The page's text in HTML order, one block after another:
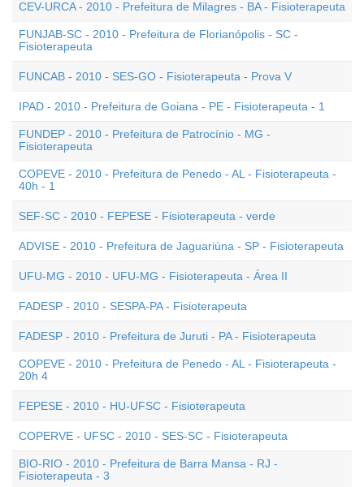
CEV-URCA - 2010 - Prefeitura de Milagres - BA - Fisioterapeuta
FUNJAB-SC - 2010 - Prefeitura de Florianópolis - SC -
Fisioterapeuta
FUNCAB - 2010 - SES-GO - Fisioterapeuta - Prova V
IPAD - 2010 - Prefeitura de Goiana - PE - Fisioterapeuta - 1
FUNDEP - 2010 - Prefeitura de Patrocínio - MG -
Fisioterapeuta
COPEVE - 2010 - Prefeitura de Penedo - AL - Fisioterapeuta -
40h - 1
SEF-SC - 2010 - FEPESE - Fisioterapeuta - verde
ADVISE - 2010 - Prefeitura de Jaguariúna - SP - Fisioterapeuta
UFU-MG - 2010 - UFU-MG - Fisioterapeuta - Área II
FADESP - 2010 - SESPA-PA - Fisioterapeuta
FADESP - 2010 - Prefeitura de Juruti - PA - Fisioterapeuta
COPEVE - 2010 - Prefeitura de Penedo - AL - Fisioterapeuta -
20h 4
FEPESE - 2010 - HU-UFSC - Fisioterapeuta
COPERVE - UFSC - 2010 - SES-SC - Fisioterapeuta
BIO-RIO - 2010 - Prefeitura de Barra Mansa - RJ -
Fisioterapeuta - 3